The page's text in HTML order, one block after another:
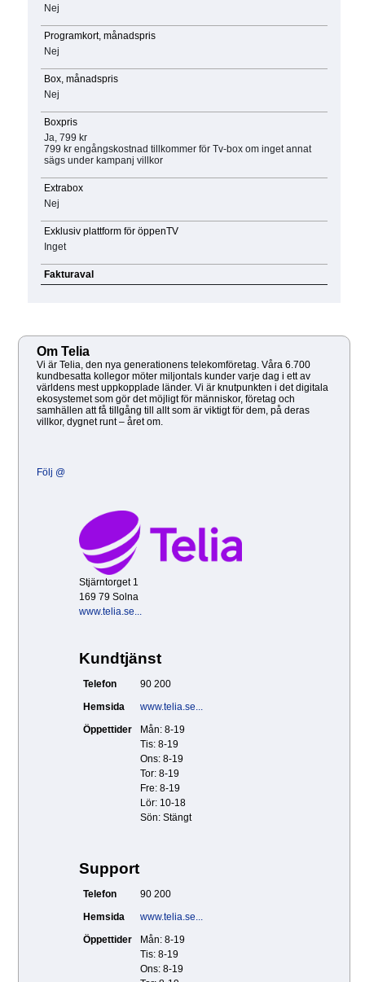
Nej
Programkort, månadspris
Nej
Box, månadspris
Nej
Boxpris
Ja, 799 kr
799 kr engångskostnad tillkommer för Tv-box om inget annat
sägs under kampanj villkor
Extrabox
Nej
Exklusiv plattform för öppenTV
Inget
Fakturaval
Om Telia
Vi är Telia, den nya generationens telekomföretag. Våra 6.700
kundbesatta kollegor möter miljontals kunder varje dag i ett av
världens mest uppkopplade länder. Vi är knutpunkten i det digitala
ekosystemet som gör det möjligt för människor, företag och
samhällen att få tillgång till allt som är viktigt för dem, på deras
villkor, dygnet runt – året om.
Följ @
Stjärntorget 1
169 79 Solna
www.telia.se...
Kundtjänst
Telefon
90 200
Hemsida
www.telia.se...
Öppettider
Mån: 8-19
Tis: 8-19
Ons: 8-19
Tor: 8-19
Fre: 8-19
Lör: 10-18
Sön: Stängt
Support
Telefon
90 200
Hemsida
www.telia.se...
Öppettider
Mån: 8-19
Tis: 8-19
Ons: 8-19